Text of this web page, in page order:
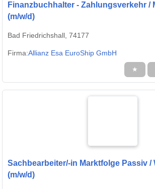
Finanzbuchhalter - Zahlungsverkehr /
(m/w/d)
Bad Friedrichshall, 74177
Firma:Allianz Esa EuroShip GmbH
★
Sachbearbeiter/-in Marktfolge Passiv /
(m/w/d)